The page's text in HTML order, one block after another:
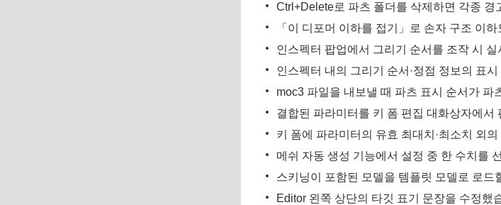
Ctrl+Delete로 파츠 폴더를 삭제하면 각종
「이 디포머 이하를 접기」로 손자 구조 이
인스펙터 팝업에서 그리기 순서를 조작 시
인스펙터 내의 그리기 순서·정점 정보의 표
moc3 파일을 내보낼 때 파츠 표시 순서가
결합된 파라미터를 키 폼 편집 대화상자에
키 폼에 파라미터의 유효 최대치·최소치 외
메쉬 자동 생성 기능에서 설정 중 한 수치를
스키닝이 포함된 모델을 템플릿 모델로 로드
Editor 왼쪽 상단의 타깃 표기 문장을 수정했